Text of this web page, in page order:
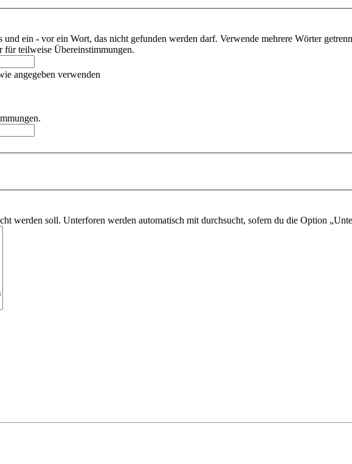
und ein - vor ein Wort, das nicht gefunden werden darf. Verwende mehrere Wörter
für teilweise Übereinstimmungen.
angegeben verwenden
werden soll. Unterforen werden automatisch mit durchsucht, sofern du die Option